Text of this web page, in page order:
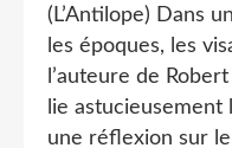
(L’Antilope) Dans
les époques, les
l’auteure de
lie astucieusement
une réflexion sur